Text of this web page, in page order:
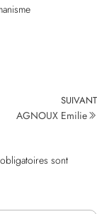
SUIVANT
AGNOUX Emilie
sont